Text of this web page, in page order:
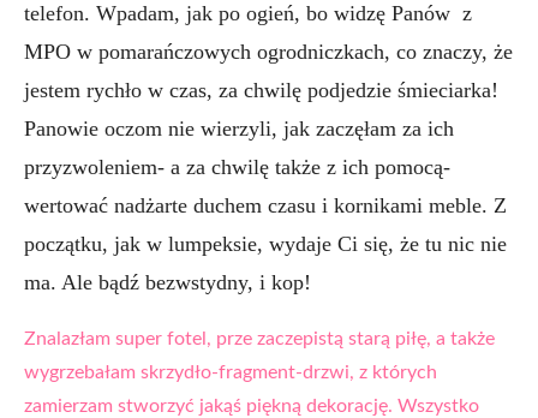
telefon. Wpadam, jak po ogień, bo widzę Panów z
MPO w pomarańczowych ogrodniczkach, co znaczy, że
jestem rychło w czas, za chwilę podjedzie śmieciarka!
Panowie oczom nie wierzyli, jak zaczęłam za ich
przyzwoleniem- a za chwilę także z ich pomocą-
wertować nadżarte duchem czasu i kornikami meble. Z
początku, jak w lumpeksie, wydaje Ci się, że tu nic nie
ma. Ale bądź bezwstydny, i kop!
Znalazłam super fotel, prze zaczepistą starą piłę, a także
wygrzebałam skrzydło-fragment-drzwi, z których
zamierzam stworzyć jakąś piękną dekorację. Wszystko